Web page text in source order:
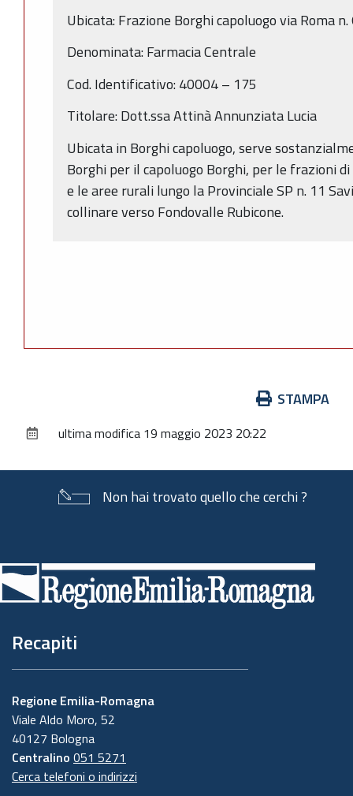
Ubicata: Frazione Borghi capoluogo via Roma
Denominata: Farmacia Centrale
Cod. Identificativo: 40004 – 175
Titolare: Dott.ssa Attinà Annunziata Lucia
Ubicata in Borghi capoluogo, serve
Borghi per il capoluogo Borghi, per le frazioni
e le aree rurali lungo la Provinciale SP n. 11
collinare verso Fondovalle Rubicone.
documento
STAMPA
ultima modifica 19 maggio 2023 20:22
Non hai trovato quello che cerchi ?
di
pagina
Recapiti
Regione Emilia-Romagna
Viale Aldo Moro, 52
40127 Bologna
Centralino 051 5271
Cerca telefoni o indirizzi